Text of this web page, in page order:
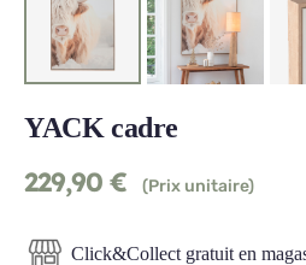
YACK cadre
229,90 € (Prix unitaire)
Click&Collect gratuit en